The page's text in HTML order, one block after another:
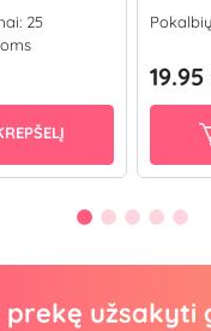
25
prekę užsakyti